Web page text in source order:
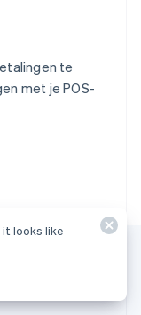
te
met je POS-
it looks like